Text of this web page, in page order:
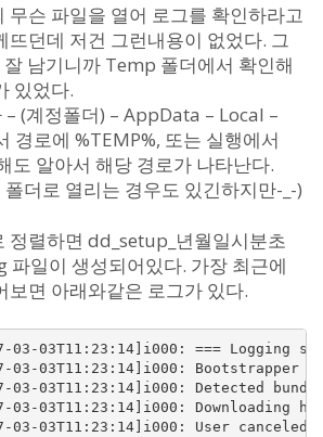
무슨 파일을 열어 로그를 확인하라고
뜨던데 저건 그런내용이 없었다. 그
남기니까 Temp 폴더에서 확인해
있었다.
– (계정폴더) – AppData – Local –
경로에 %TEMP%, 또는 실행에서
도 알아서 해당 경로가 나타난다.
더로 열리는 경우도 있긴하지만-_-)
정렬하면 dd_setup_년월일시분초
파일이 생성되어있다. 가장 최근에
보면 아래와같은 로그가 있다.
03-03T11:23:14]i000: === Logging
03-03T11:23:14]i000: Bootstrapper
03-03T11:23:14]i000: Detected
03-03T11:23:14]i000: Downloading
03-03T11:23:14]i000: User